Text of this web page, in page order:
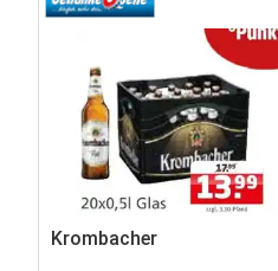
Krombacher